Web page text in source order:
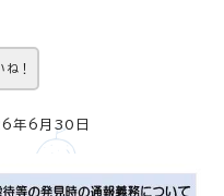
ね！
年6月30日